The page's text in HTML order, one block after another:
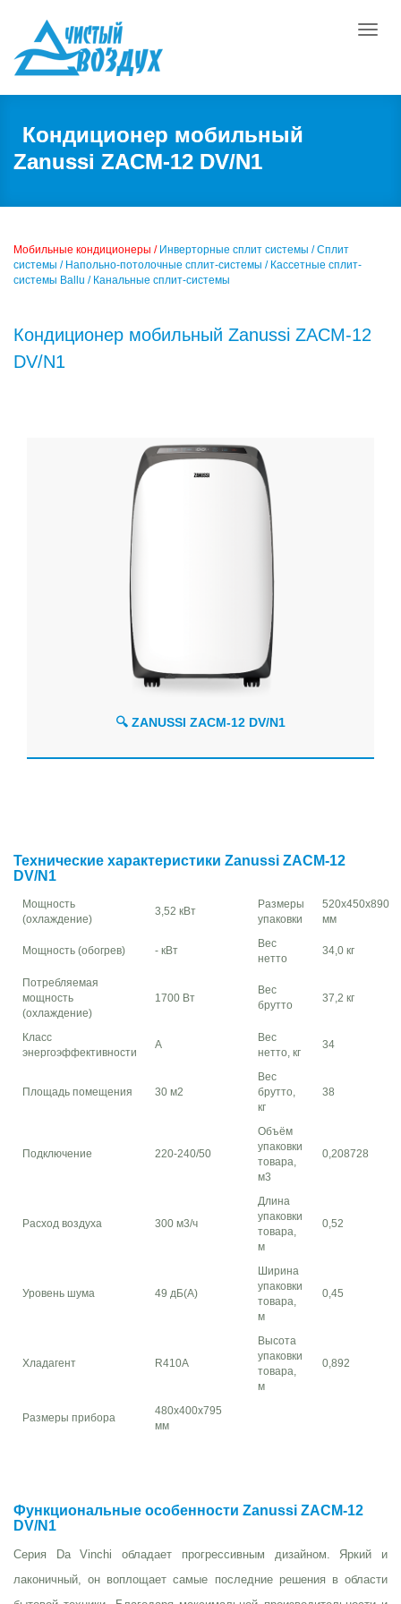
Toggle
Кондиционер мобильный
Zanussi ZACM-12 DV/N1
Мобильные кондиционеры / Инверторные сплит системы / Сплит
системы / Напольно-потолочные сплит-системы / Кассетные сплит-
системы Ballu / Канальные сплит-системы
Кондиционер мобильный Zanussi ZACM-12
DV/N1
🔍 ZANUSSI ZACM-12 DV/N1
Технические характеристики Zanussi ZACM-12
DV/N1
Мощность
(охлаждение)
3,52 кВт
Размеры
упаковки
520х450х890
мм
Мощность (обогрев) - кВт
Вес
нетто
34,0 кг
Потребляемая
мощность
(охлаждение)
1700 Вт
Вес
брутто
37,2 кг
Класс
энергоэффективности
A
Вес
нетто, кг
34
Площадь помещения 30 м2
Вес
брутто,
кг
38
Подключение 220-240/50
Объём
упаковки
товара,
м3
0,208728
Расход воздуха 300 м3/ч
Длина
упаковки
товара,
м
0,52
Уровень шума 49 дБ(А)
Ширина
упаковки
товара,
м
0,45
Хладагент R410A
Высота
упаковки
товара,
м
0,892
Размеры прибора
480х400х795
мм
Функциональные особенности Zanussi ZACM-12
DV/N1
Серия Da Vinchi обладает прогрессивным дизайном. Яркий и
лаконичный, он воплощает самые последние решения в области